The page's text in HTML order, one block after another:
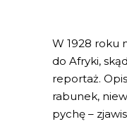
W 1928 roku
do Afryki,
reportaż.
rabunek,
pychę –